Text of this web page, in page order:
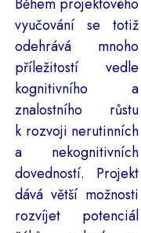
vyučování se totiž
odehrává mnoho
příležitostí vedle
kognitivního a
znalostního růstu
k rozvoji nerutinních
a nekognitivních
dovedností. Projekt
dává větší možnosti
rozvíjet potenciál